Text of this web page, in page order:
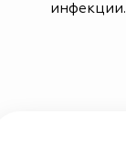
инфекции.